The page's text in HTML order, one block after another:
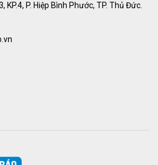
P. Hiệp Bình Phước, TP. Thủ Đức.